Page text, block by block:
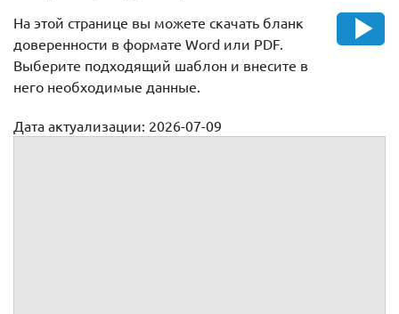
На этой странице вы можете скачать бланк
доверенности в формате Word или PDF.
Выберите подходящий шаблон и внесите в
него необходимые данные.
Дата актуализации: 2026-07-09